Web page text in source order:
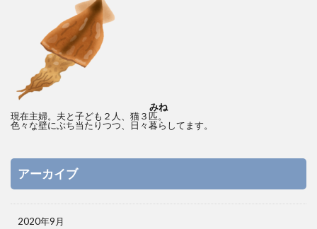
みね
現在主婦。夫と子ども２人、猫３匹。
色々な壁にぶち当たりつつ、日々暮らしてます。
アーカイブ
2020年9月